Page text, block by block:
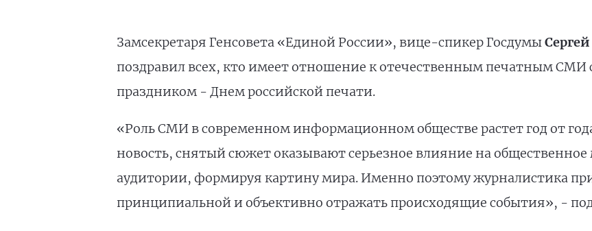
Замсекретаря Генсовета «Единой России», вице-спикер Госдумы
поздравил всех, кто имеет отношение к отечественным печатным СМИ
праздником - Днем российской печати.
«Роль СМИ в современном информационном обществе растет год от
новость, снятый сюжет оказывают серьезное влияние на
аудитории, формируя картину мира. Именно поэтому журналистика
принципиальной и объективно отражать происходящие события», -